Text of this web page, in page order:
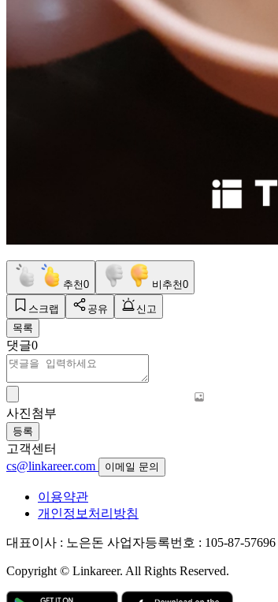
추천0 비추천0
스크랩 공유
신고
목록
댓글0
사진첨부
등록
고객센터
cs@linkareer.com
이메일 문의
이용약관
개인정보처리방침
대표이사 : 노은돈 사업자등록번호 : 105-87-57696
Copyright © Linkareer. All Rights Reserved.